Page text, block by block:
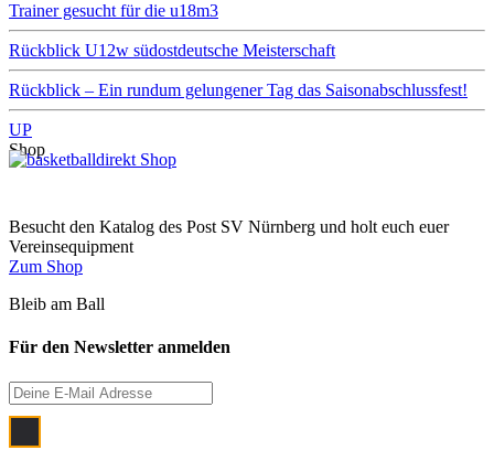
Trainer gesucht für die u18m3
Rückblick U12w südostdeutsche Meisterschaft
Rückblick – Ein rundum gelungener Tag das Saisonabschlussfest!
UP
Shop
Besucht den Katalog des Post SV Nürnberg und holt euch euer
Vereinsequipment
Zum Shop
Bleib am Ball
Für den Newsletter anmelden